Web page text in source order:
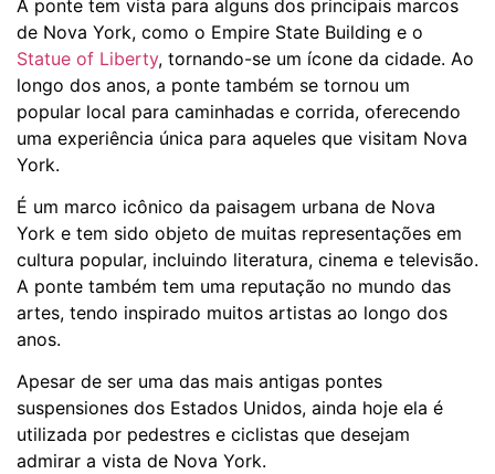
A ponte tem vista para alguns dos principais marcos
de Nova York, como o Empire State Building e o
Statue of Liberty, tornando-se um ícone da cidade. Ao
longo dos anos, a ponte também se tornou um
popular local para caminhadas e corrida, oferecendo
uma experiência única para aqueles que visitam Nova
York.
É um marco icônico da paisagem urbana de Nova
York e tem sido objeto de muitas representações em
cultura popular, incluindo literatura, cinema e televisão.
A ponte também tem uma reputação no mundo das
artes, tendo inspirado muitos artistas ao longo dos
anos.
Apesar de ser uma das mais antigas pontes
suspensiones dos Estados Unidos, ainda hoje ela é
utilizada por pedestres e ciclistas que desejam
admirar a vista de Nova York.